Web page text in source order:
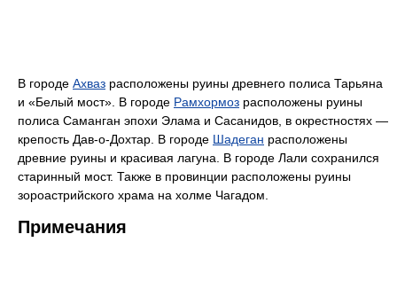
В городе Ахваз расположены руины древнего полиса Тарьяна
и «Белый мост». В городе Рамхормоз расположены руины
полиса Саманган эпохи Элама и Сасанидов, в окрестностях —
крепость Дав-о-Дохтар. В городе Шадеган расположены
древние руины и красивая лагуна. В городе Лали сохранился
старинный мост. Также в провинции расположены руины
зороастрийского храма на холме Чагадом.
Примечания